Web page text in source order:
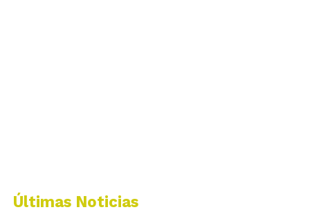
Últimas Noticias